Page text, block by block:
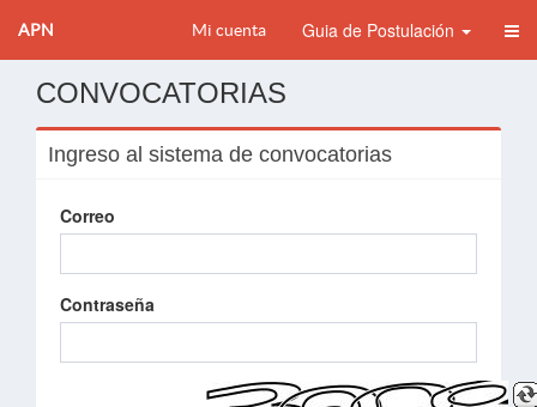
APN Mi cuenta Guia de Postulación
CONVOCATORIAS
Ingreso al sistema de convocatorias
Correo
Contraseña